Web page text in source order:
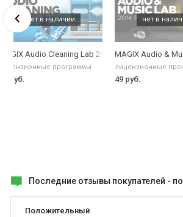
Audio Cleaning Lab 2014
программы
руб.
MAGIX Audio &
лицензионные
49 руб.
Последние отзывы покупателей -
Положительный